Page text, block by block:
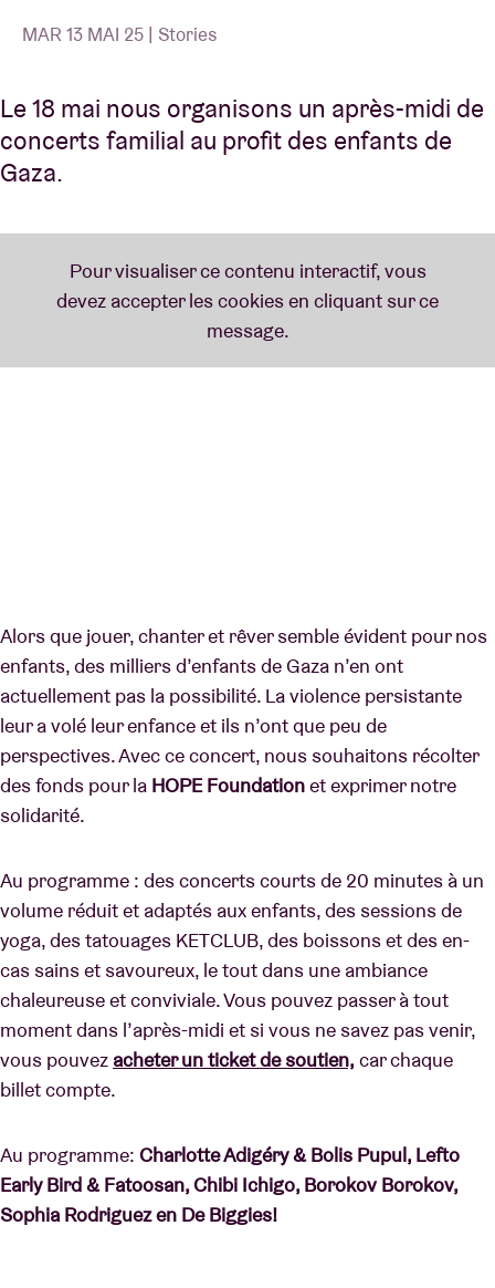
MAR 13 MAI 25 | Stories
Le 18 mai nous organisons un après-midi de
concerts familial au profit des enfants de
Gaza.
Alors que jouer, chanter et rêver semble évident pour nos
enfants, des milliers d’enfants de Gaza n’en ont
actuellement pas la possibilité. La violence persistante
leur a volé leur enfance et ils n’ont que peu de
perspectives. Avec ce concert, nous souhaitons récolter
des fonds pour la HOPE Foundationet exprimer notre
solidarité.
Au programme : des concerts courts de 20 minutes à un
volume réduit et adaptés aux enfants, des sessions de
yoga, des tatouages KETCLUB, des boissons et des en-
cas sains et savoureux, le tout dans une ambiance
chaleureuse et conviviale. Vous pouvez passer à tout
moment dans l’après-midi et si vous ne savez pas venir,
vous pouvez acheter un ticket de soutien, car chaque
billet compte.
Au programme: Charlotte Adigéry & Bolis Pupul, Lefto
Early Bird & Fatoosan, Chibi Ichigo, Borokov Borokov,
Sophia Rodriguez en De Biggies!